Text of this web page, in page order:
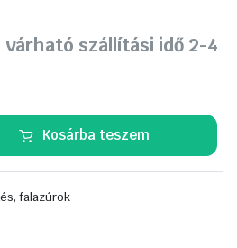
szállítási idő 2-4
Kosárba teszem
falazúrok